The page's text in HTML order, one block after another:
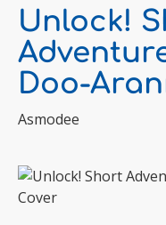
Unlock!
Doo-
Asmodee
Bildergalerie